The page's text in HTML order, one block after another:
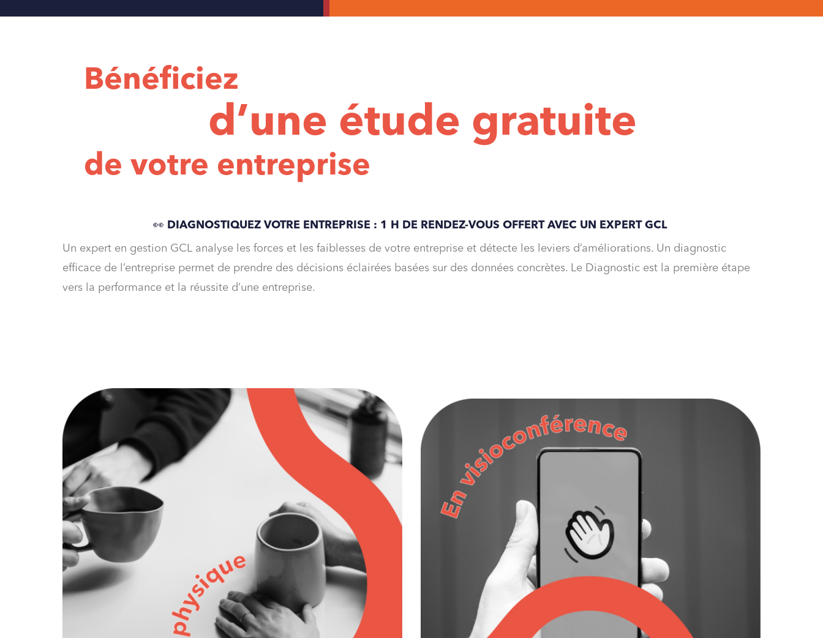
Bénéficiez
d’une étude gratuite
de votre entreprise
👀 DIAGNOSTIQUEZ VOTRE ENTREPRISE : 1 H DE RENDEZ-VOUS OFFERTAVEC UN EXPERT GCL
Un expert en gestion GCL analyse les forces et les faiblesses de votre entreprise et détecte les leviers d’améliorations. Un diagnostic
efficace de l’entreprise permet de prendre des décisions éclairées basées sur des données concrètes. Le Diagnostic est la première étape
vers la performance et la réussite d’une entreprise.